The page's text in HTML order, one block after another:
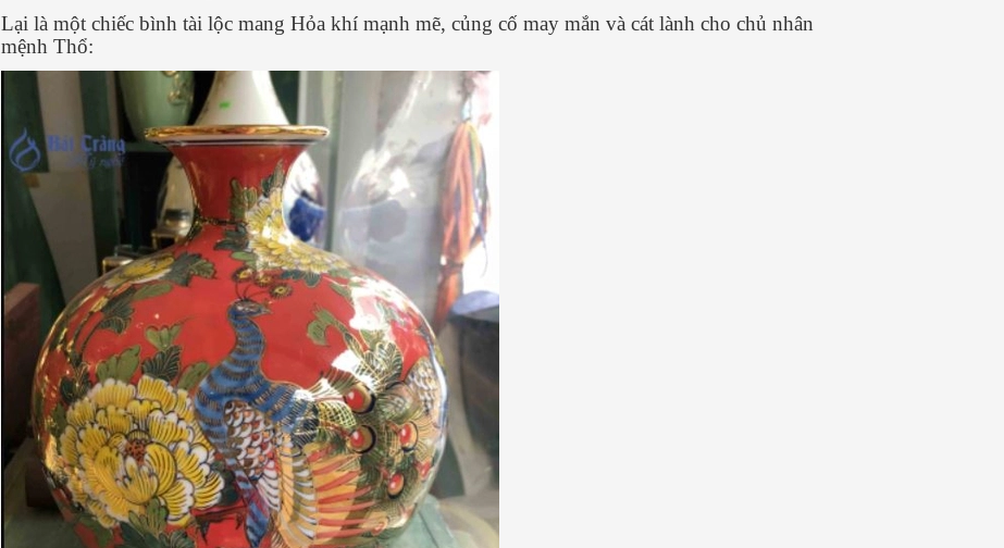
Lại là một chiếc bình tài lộc mang Hỏa khí mạnh mẽ, củng cố may mắn và cát lành cho chủ nhân
mệnh Thổ: